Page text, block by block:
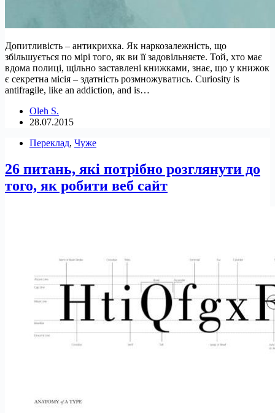
Допитливість – антикрихка. Як наркозалежність, що
збільшується по мірі того, як ви її задовільняєте. Той, хто має
вдома полиці, щільно заставлені книжками, знає, що у книжок
є секретна місія – здатність розмножуватись. Curiosity is
antifragile, like an addiction, and is…
Oleh S.
28.07.2015
Переклад, Чуже
26 питань, які потрібно розглянути до
того, як робити веб сайт